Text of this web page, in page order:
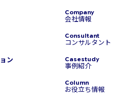
ン
会社情報
コンサルタント
事例紹介
お役立ち情報